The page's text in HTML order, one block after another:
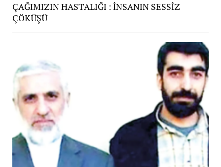
ÇAĞIMIZIN HASTALIĞI : İNSANIN SESSİZ
ÇÖKÜŞÜ